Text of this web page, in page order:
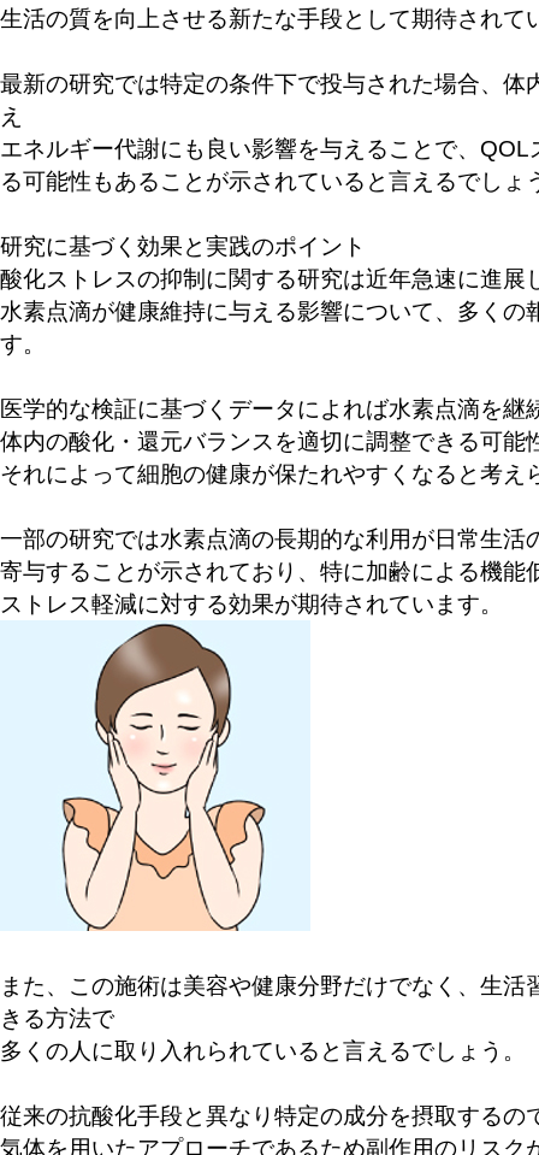
生活の質を向上させる新たな手段として期待されて
最新の研究では特定の条件下で投与された場合、体
え
エネルギー代謝にも良い影響を与えることで、QOL
る可能性もあることが示されていると言えるでしょ
研究に基づく効果と実践のポイント
酸化ストレスの抑制に関する研究は近年急速に進展
水素点滴が健康維持に与える影響について、多くの
す。
医学的な検証に基づくデータによれば水素点滴を継
体内の酸化・還元バランスを適切に調整できる可能
それによって細胞の健康が保たれやすくなると考え
一部の研究では水素点滴の長期的な利用が日常生活
寄与することが示されており、特に加齢による機能
ストレス軽減に対する効果が期待されています。
また、この施術は美容や健康分野だけでなく、生活
きる方法で
多くの人に取り入れられていると言えるでしょう。
従来の抗酸化手段と異なり特定の成分を摂取するの
気体を用いたアプローチであるため副作用のリスク